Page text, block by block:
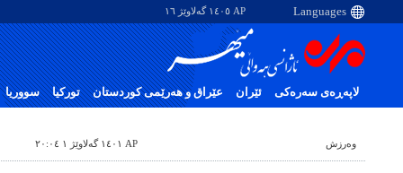
AP ١٤٠٥ گەلاوێژ ١٦
لاپەڕەی سەرەکی ئێران عێراق و هەرێمی کوردستان تورکیا سووریا
وه‌رزش AP ١٤٠١ گەلاوێژ ١ ٢٠:٠٤